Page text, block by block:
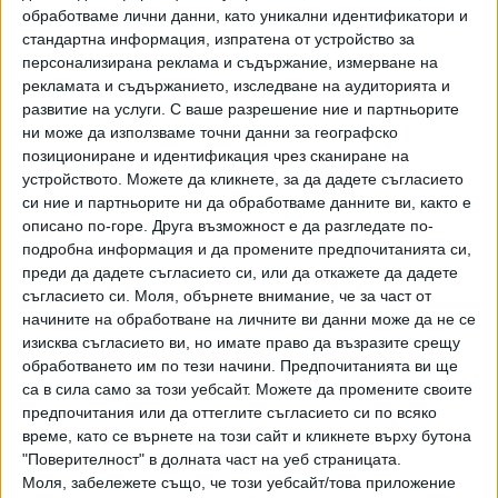
обработваме лични данни, като уникални идентификатори и
стандартна информация, изпратена от устройство за
персонализирана реклама и съдържание, измерване на
рекламата и съдържанието, изследване на аудиторията и
развитие на услуги. С ваше разрешение ние и партньорите
ни може да използваме точни данни за географско
позициониране и идентификация чрез сканиране на
устройството. Можете да кликнете, за да дадете съгласието
си ние и партньорите ни да обработваме данните ви, както е
описано по-горе. Друга възможност е да разгледате по-
подробна информация и да промените предпочитанията си,
преди да дадете съгласието си, или да откажете да дадете
съгласието си.
Моля, обърнете внимание, че за част от
начините на обработване на личните ви данни може да не се
изисква съгласието ви, но имате право да възразите срещу
обработването им по тези начини. Предпочитанията ви ще
са в сила само за този уебсайт. Можете да промените своите
предпочитания или да оттеглите съгласието си по всяко
време, като се върнете на този сайт и кликнете върху бутона
"Поверителност" в долната част на уеб страницата.
Моля, забележете също, че този уебсайт/това приложение
проверяващите няма конфликт на интереси в това, че
Цветанов е заменил два апартамента с площ от 112 кв.
м и 80 кв. м за луксозното жилището в сграда "Летера"
на "Артекс", като е доплатил още сумата от 100 хил. лв.,
които са от кредит и лични средства. Не е обърнато
никакво внимание на факта, че в същия ден заменените
апартаменти са прехвърлени от "Артекс" на бившия IT
специалист от ГЕРБ Симеон Велков.
За сметка на това КПКОНПИ се е заела със задачата да
тълкува поправките в ЗУТ, като посочва, че те нямат
ретроактивно действие и не формират предимство или
по-благоприятно положение за конкретно лице –
физическо или юридическо. Тоест антикорупционната
комисия изключва възможността измененията в закона
да са облагодетелствали "Артекс". Интересното е, че
подобно категорично становище към момента не са
изразили нито МРРБ, нито ДНСК, които имат пряко
отношение по въпроса.